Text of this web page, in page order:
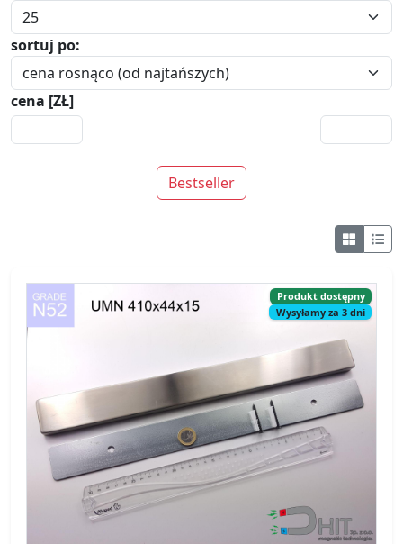
sortuj po:
cena [ZŁ]
Bestseller
Produkt dostępny
Wysyłamy za 3 dni